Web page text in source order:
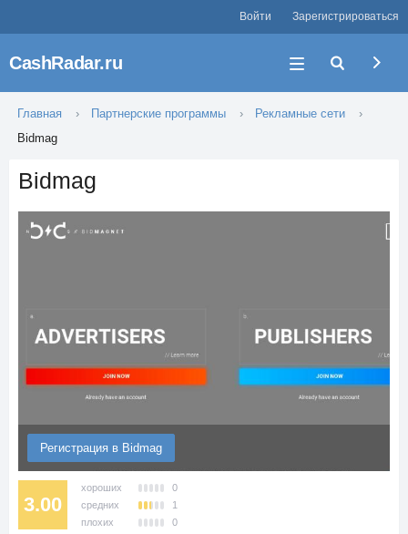
Войти Зарегистрироваться
CashRadar.ru
Главная Партнерские программы
Рекламные сети
Bidmag
Bidmag
Регистрация в Bidmag
3.00
хороших
0
средних
1
плохих
0